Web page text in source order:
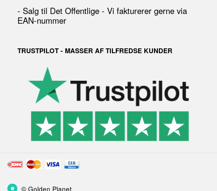
- Salg til Det Offentlige - Vi fakturerer gerne via
EAN-nummer
TRUSTPILOT - MASSER AF TILFREDSE KUNDER
© Golden Planet